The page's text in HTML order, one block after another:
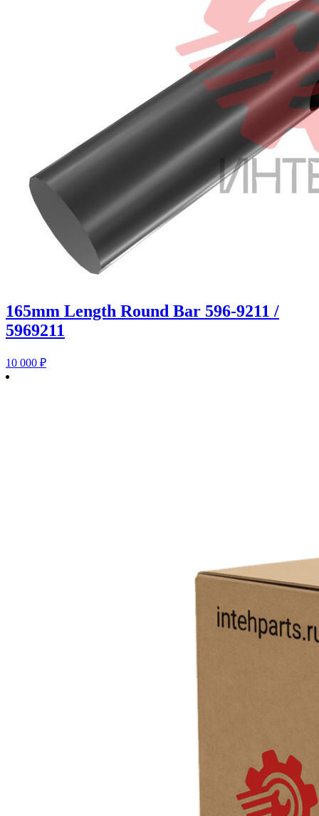
165mm Length Round Bar 596-9211 /
5969211
10 000 ₽